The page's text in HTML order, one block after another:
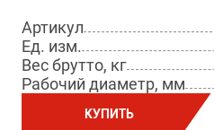
Артикул
Ед. изм.
Вес брутто, кг
Рабочий диаметр, мм
КУПИТЬ